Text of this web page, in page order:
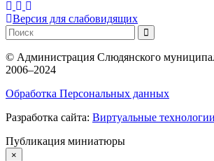
Версия для слабовидящих
© Администрация Слюдянского
2006–2024
Обработка Персональных данных
Разработка сайта: Виртуальные технологии
Публикация миниатюры
×